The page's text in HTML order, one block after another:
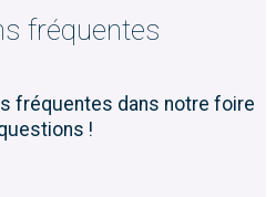
fréquentes
fréquentes dans notre foire
!